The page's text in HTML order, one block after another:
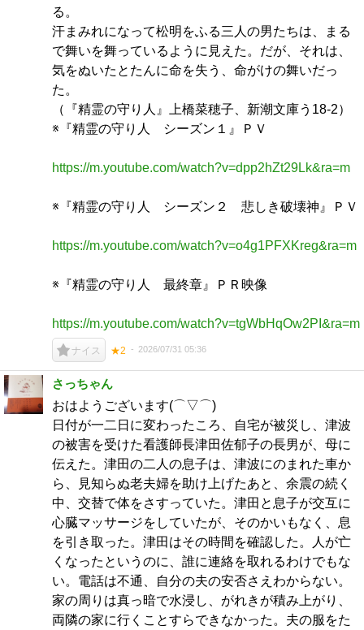
る。
汗まみれになって松明をふる三人の男たちは、まる
で舞いを舞っているように見えた。だが、それは、
気をぬいたとたんに命を失う、命がけの舞いだっ
た。
（『精霊の守り人』上橋菜穂子、新潮文庫う18-2）
※『精霊の守り人 シーズン１』ＰＶ
https://m.youtube.com/watch?v=dpp2hZt29Lk&ra=m
※『精霊の守り人 シーズン２ 悲しき破壊神』ＰＶ
https://m.youtube.com/watch?v=o4g1PFXKreg&ra=m
※『精霊の守り人 最終章』ＰＲ映像
https://m.youtube.com/watch?v=tgWbHqOw2PI&ra=m
ナイス ★2 2026/07/31 05:36
さっちゃん
おはようございます(⌒▽⌒)
日付が一二日に変わったころ、自宅が被災し、津波
の被害を受けた看護師長津田佐郁子の長男が、母に
伝えた。津田の二人の息子は、津波にのまれた車か
ら、見知らぬ老夫婦を助け上げたあと、余震の続く
中、交替で体をさすっていた。津田と息子が交互に
心臓マッサージをしていたが、そのかいもなく、息
を引き取った。津田はその時間を確認した。人が亡
くなったというのに、誰に連絡を取れるわけでもな
い。電話は不通、自分の夫の安否さえわからない。
家の周りは真っ暗で水浸し、がれきが積み上がり、
両隣の家に行くことすらできなかった。夫の服をた